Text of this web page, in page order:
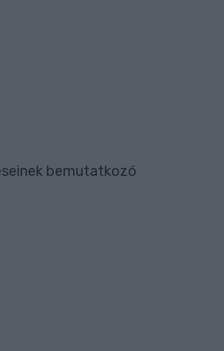
bemutatkozó